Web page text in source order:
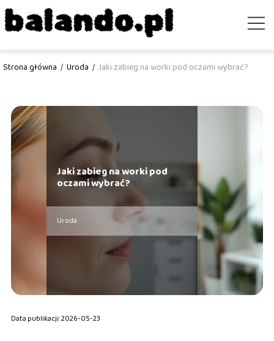
Strona główna / Uroda / Jaki zabieg na worki pod oczami wybrać?
Jaki zabieg na worki pod
oczami wybrać?
Uroda
Data publikacji: 2026-05-23